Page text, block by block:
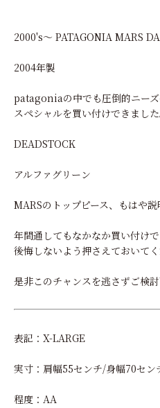
2000's～ PATAGONIA MARS
2004年製
patagoniaの中でも圧倒的ニー
スペシャルを買い付けできました
DEADSTOCK
アルファグリーン
MARSのトップピース、もはや
年間通してもなかなか買い付け
後悔しないよう押さえておいてく
是非このチャンスを逃さずご検討
表記：X-LARGE
実寸：肩幅55センチ/身幅70セ
程度：AA